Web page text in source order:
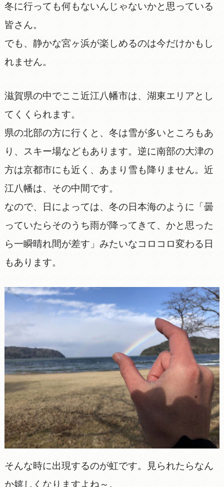
冬に行っても何もないんじゃないかと思っている
皆さん。
でも、静かな宮ヶ浜が楽しめるのは今だけかもし
れません。
滋賀県の中でここ近江八幡市は、湖東エリアとし
てくくられます。
県の北部の方に行くと、冬は雪が多いところもあ
り、スキー場などもあります。逆に南部の大津の
方は京都市にも近く、あまり雪も降りません。近
江八幡は、その中間です。
なので、日によっては、冬の日本海のように「曇
っていたらそのうち雨が降ってきて、かと思った
ら一瞬晴れ間が差す」みたいなコロコロ変わる日
もあります。
そんな時に出現するのが虹です。見られたらなん
か嬉しくなりますよね～。